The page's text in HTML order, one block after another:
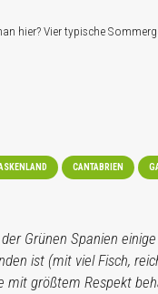
hier? Vier typische
CANTABRIEN
Grünen Spanien
ist (mit viel Fisch,
mit größtem Respekt